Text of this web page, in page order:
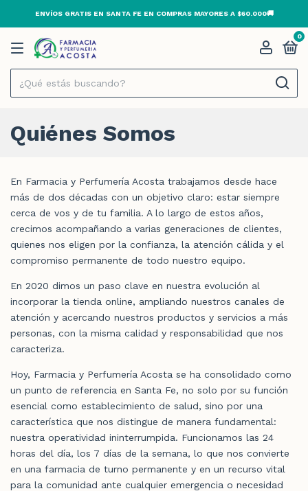
ENVÍOS GRATIS EN SANTA FE EN COMPRAS MAYORES A $60.000🚚
0
Quiénes Somos
En Farmacia y Perfumería Acosta trabajamos desde hace
más de dos décadas con un objetivo claro: estar siempre
cerca de vos y de tu familia. A lo largo de estos años,
crecimos acompañando a varias generaciones de clientes,
quienes nos eligen por la confianza, la atención cálida y el
compromiso permanente de todo nuestro equipo.
En 2020 dimos un paso clave en nuestra evolución al
incorporar la tienda online, ampliando nuestros canales de
atención y acercando nuestros productos y servicios a más
personas, con la misma calidad y responsabilidad que nos
caracteriza.
Hoy, Farmacia y Perfumería Acosta se ha consolidado como
un punto de referencia en Santa Fe, no solo por su función
esencial como establecimiento de salud, sino por una
característica que nos distingue de manera fundamental:
nuestra operatividad ininterrumpida. Funcionamos las 24
horas del día, los 7 días de la semana, lo que nos convierte
en una farmacia de turno permanente y en un recurso vital
para la comunidad ante cualquier emergencia o necesidad